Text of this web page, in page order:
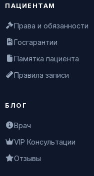
ПАЦИЕНТАМ
Права и обязанности
Госгарантии
Памятка пациента
Правила записи
БЛОГ
Врач
VIP Консультации
Отзывы